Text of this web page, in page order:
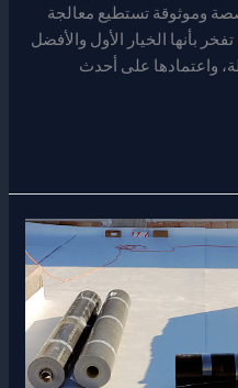
وموثوقة تستطيع معالجة
بأنها الخيار الأول والأفضل
واعتمادها على أحدث